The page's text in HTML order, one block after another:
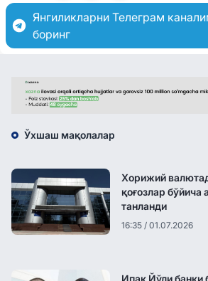
Янгиликларни Телеграм
боринг
Ўхшаш мақолалар
Хорижий
қоғозлар бўйича
танланди
16:35 / 01.07.2026